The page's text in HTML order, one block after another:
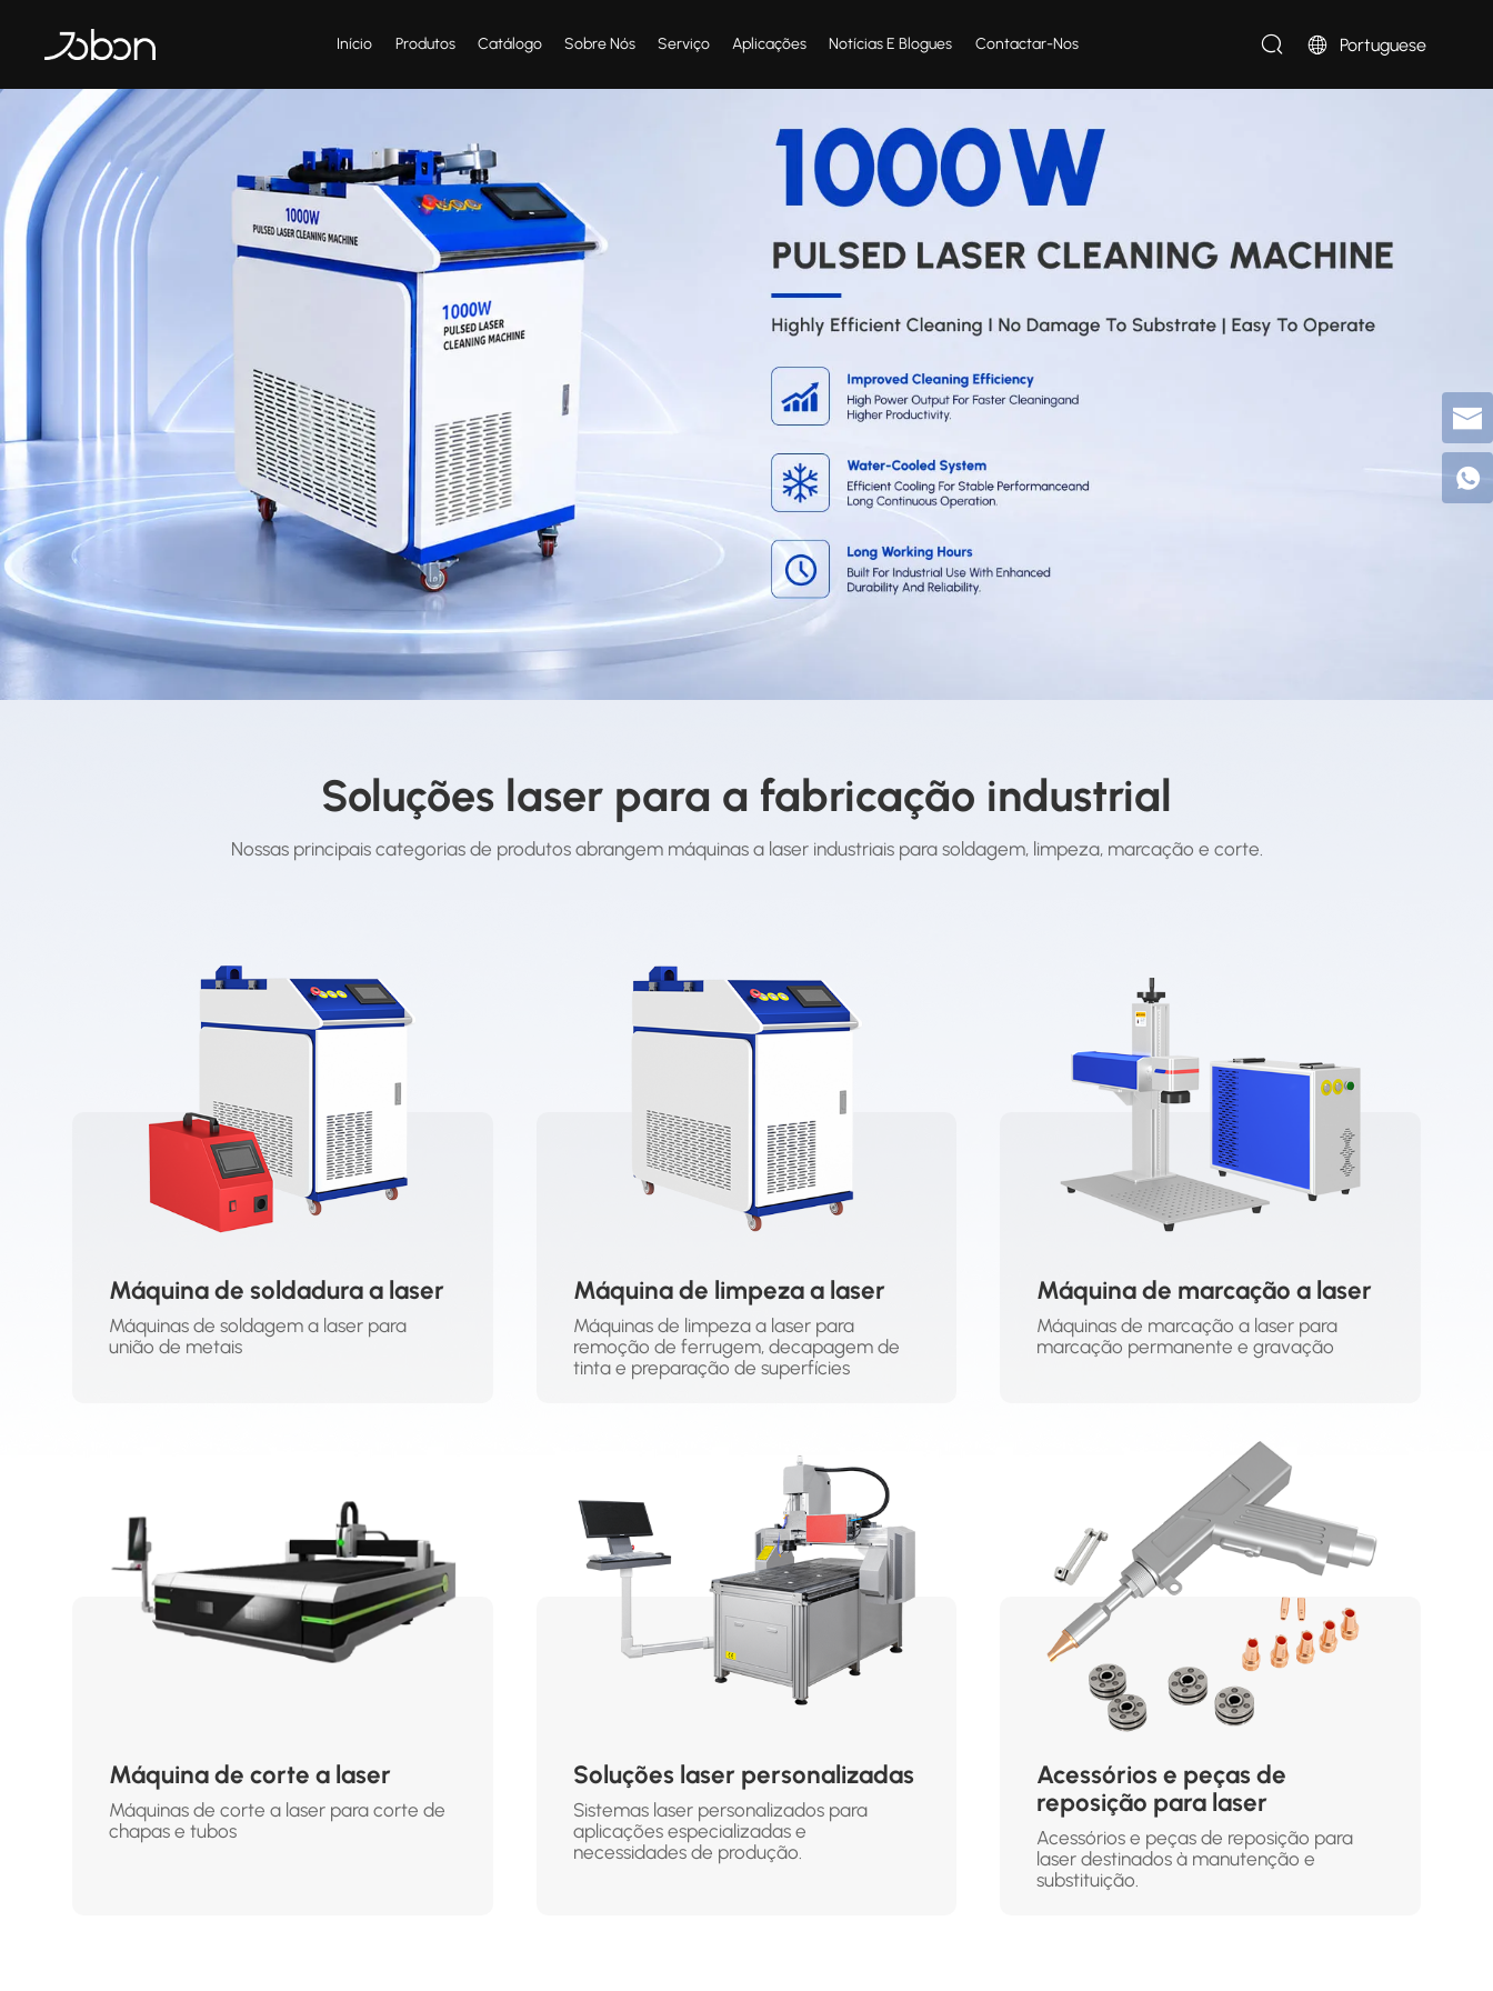
Início Produtos Catálogo Sobre Nós Serviço Aplicações Notícias E Blogues Contactar-Nos Portuguese
Soluções laser para a fabricação industrial
Nossas principais categorias de produtos abrangem máquinas a laser industriais para soldagem, limpeza, marcação e corte.
Máquina de soldadura a laser
Máquinas de soldagem a laser para
união de metais
Máquina de limpeza a laser
Máquinas de limpeza a laser para
remoção de ferrugem, decapagem de
tinta e preparação de superfícies
Máquina de marcação a laser
Máquinas de marcação a laser para
marcação permanente e gravação
Máquina de corte a laser
Máquinas de corte a laser para corte de
chapas e tubos
Soluções laser personalizadas
Sistemas laser personalizados para
aplicações especializadas e
necessidades de produção.
Acessórios e peças de
reposição para laser
Acessórios e peças de reposição para
laser destinados à manutenção e
substituição.